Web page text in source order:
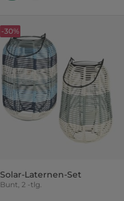
Solar-Laternen-Set
Bunt, 2 -tlg.
-30%